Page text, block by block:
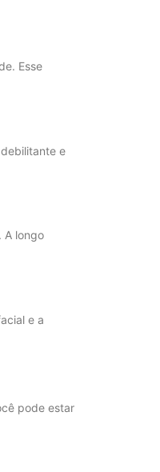
Esse
e
A longo
e a
pode estar